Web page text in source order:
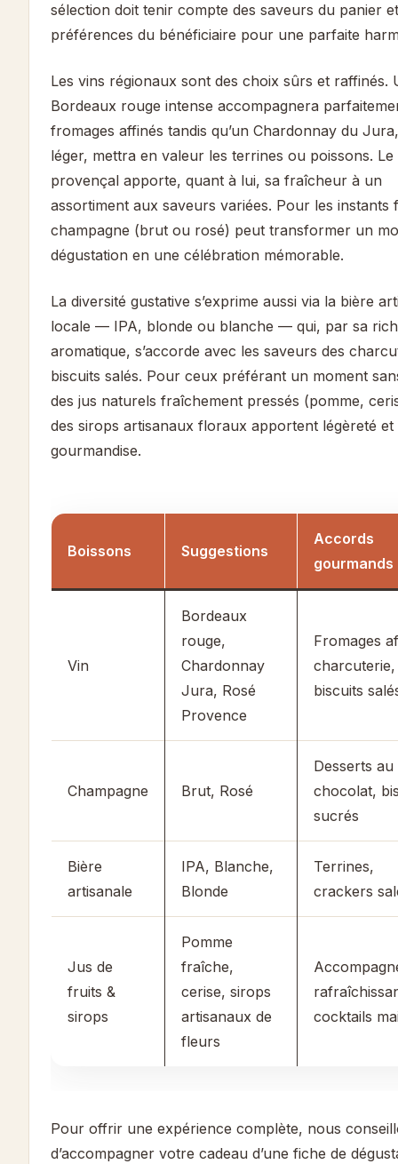
sélection doit tenir compte des saveurs du panier
préférences du bénéficiaire pour une parfaite
Les vins régionaux sont des choix sûrs et raffinés.
Bordeaux rouge intense accompagnera
fromages affinés tandis qu’un Chardonnay du
léger, mettra en valeur les terrines ou poissons. Le
provençal apporte, quant à lui, sa fraîcheur à un
assortiment aux saveurs variées. Pour les instants
champagne (brut ou rosé) peut transformer un
dégustation en une célébration mémorable.
La diversité gustative s’exprime aussi via la bière
locale — IPA, blonde ou blanche — qui, par sa
aromatique, s’accorde avec les saveurs des
biscuits salés. Pour ceux préférant un moment
des jus naturels fraîchement pressés (pomme,
des sirops artisanaux floraux apportent légèreté et
gourmandise.
Boissons Suggestions
Accords
gourmands
Vin
Bordeaux
rouge,
Chardonnay
Jura, Rosé
Provence
Fromages
charcuterie,
biscuits
Champagne Brut, Rosé
Desserts au
chocolat,
sucrés
Bière
artisanale
IPA, Blanche,
Blonde
Terrines,
crackers
Jus de
fruits &
sirops
Pomme
fraîche,
cerise, sirops
artisanaux de
fleurs
cocktails
Pour offrir une expérience complète, nous
d’accompagner votre cadeau d’une fiche de